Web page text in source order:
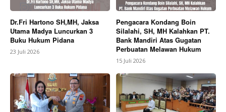
Dr.Fri Hartono SH,MH, Jaksa
Utama Madya Luncurkan 3
Buku Hukum Pidana
23 Juli 2026
Pengacara Kondang Boin
Silalahi, SH, MH Kalahkan PT.
Bank Mandiri Atas Gugatan
Perbuatan Melawan Hukum
15 Juli 2026